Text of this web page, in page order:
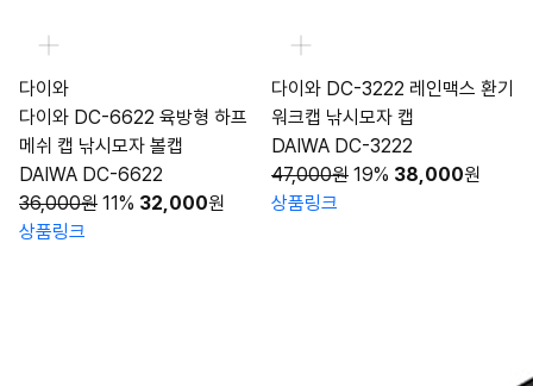
다이와
다이와 DC-6622 육방형 하프
메쉬 캡 낚시모자 볼캡
DAIWA DC-6622
36,000원 11% 32,000원
상품링크
다이와 DC-3222 레인맥스 환기
워크캡 낚시모자 캡
DAIWA DC-3222
47,000원 19% 38,000원
상품링크